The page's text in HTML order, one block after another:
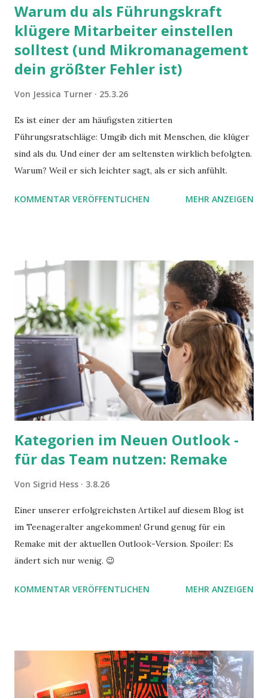
Warum du als Führungskraft
klügere Mitarbeiter einstellen
solltest (und Mikromanagement
dein größter Fehler ist)
Von Jessica Turner 25.3.26
Es ist einer der am häufigsten zitierten
Führungsratschläge: Umgib dich mit Menschen, die klüger
sind als du. Und einer der am seltensten wirklich befolgten.
Warum? Weil er sich leichter sagt, als er sich anfühlt.
KOMMENTAR VERÖFFENTLICHEN MEHR ANZEIGEN
Kategorien im Neuen Outlook -
für das Team nutzen: Remake
Von Sigrid Hess 3.8.26
Einer unserer erfolgreichsten Artikel auf diesem Blog ist
im Teenageralter angekommen! Grund genug für ein
Remake mit der aktuellen Outlook-Version. Spoiler: Es
ändert sich nur wenig. 😉
KOMMENTAR VERÖFFENTLICHEN MEHR ANZEIGEN